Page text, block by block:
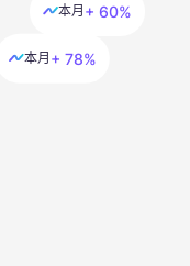
本月 + 60%
本月 + 78%